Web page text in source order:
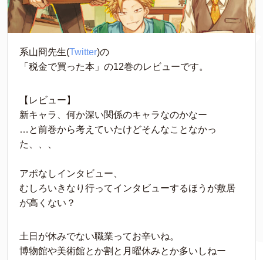
系山冏先生(Twitter)の
「税金で買った本」の12巻のレビューです。
【レビュー】
新キャラ、何か深い関係のキャラなのかなー
…と前巻から考えていたけどそんなことなかっ
た、、、
アポなしインタビュー、
むしろいきなり行ってインタビューするほうが敷居
が高くない？
土日が休みでない職業ってお辛いね。
博物館や美術館とか割と月曜休みとか多いしねー